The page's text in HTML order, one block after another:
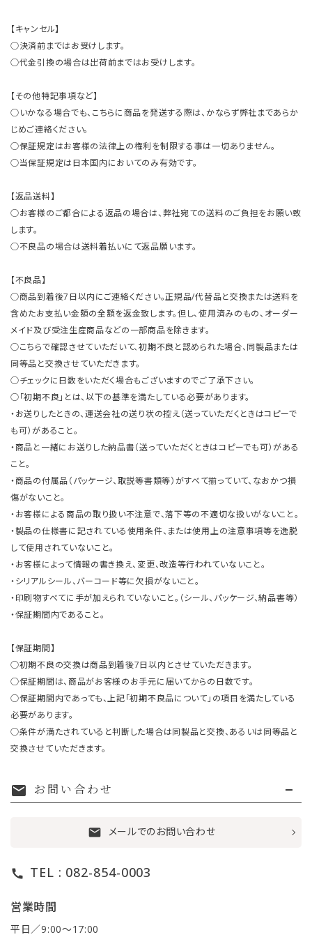
【キャンセル】
○決済前まではお受けします。
○代金引換の場合は出荷前まではお受けします。
【その他特記事項など】
○いかなる場合でも、こちらに商品を発送する際は、かならず弊社まであらか
じめご連絡ください。
○保証規定はお客様の法律上の権利を制限する事は一切ありません。
○当保証規定は日本国内においてのみ有効です。
【返品送料】
○お客様のご都合による返品の場合は、弊社宛ての送料のご負担をお願い致
します。
○不良品の場合は送料着払いにて返品願います。
【不良品】
○商品到着後7日以内にご連絡ください。正規品/代替品と交換または送料を
含めたお支払い金額の全額を返金致します。但し、使用済みのもの、オーダー
メイド及び受注生産商品などの一部商品を除きます。
○こちらで確認させていただいて、初期不良と認められた場合、同製品または
同等品と交換させていただきます。
○チェックに日数をいただく場合もございますのでご了承下さい。
○「初期不良」とは、以下の基準を満たしている必要があります。
・お送りしたときの、運送会社の送り状の控え（送っていただくときはコピーで
も可）があること。
・商品と一緒にお送りした納品書（送っていただくときはコピーでも可）がある
こと。
・商品の付属品（パッケージ、取説等書類等）がすべて揃っていて、なおかつ損
傷がないこと。
・お客様による商品の取り扱い不注意で、落下等の不適切な扱いがないこと。
・製品の仕様書に記されている使用条件、または使用上の注意事項等を逸脱
して使用されていないこと。
・お客様によって情報の書き換え、変更、改造等行われていないこと。
・シリアルシール、バーコード等に欠損がないこと。
・印刷物すべてに手が加えられていないこと。（シール、パッケージ、納品書等）
・保証期間内であること。
【保証期間】
○初期不良の交換は商品到着後7日以内とさせていただきます。
○保証期間は、商品がお客様のお手元に届いてからの日数です。
○保証期間内であっても、上記「初期不良品について」の項目を満たしている
必要があります。
○条件が満たされていると判断した場合は同製品と交換、あるいは同等品と
交換させていただきます。
mail お問い合わせ
mail メールでのお問い合わせ
call TEL : 082-854-0003
営業時間
平日／9:00〜17:00